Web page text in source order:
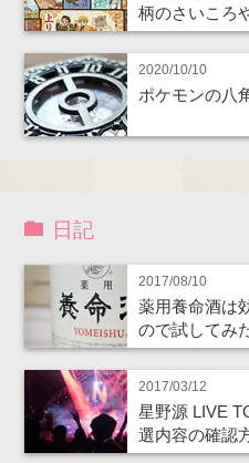
柄のさいころ
2020/10/10
ポケモンの八
日記
2017/08/10
薬用養命酒は
ので試してみ
2017/03/12
星野源 LIVE
選内容の確認